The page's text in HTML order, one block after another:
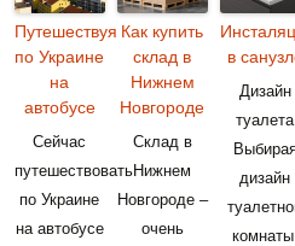
Путешествуя
по Украине
на
автобусе
Сейчас
путешествовать
по Украине
на автобусе
Как купить
склад в
Нижнем
Новгороде
Склад в
Нижнем
Новгороде –
очень
в
Дизайн
туалета
дизайн